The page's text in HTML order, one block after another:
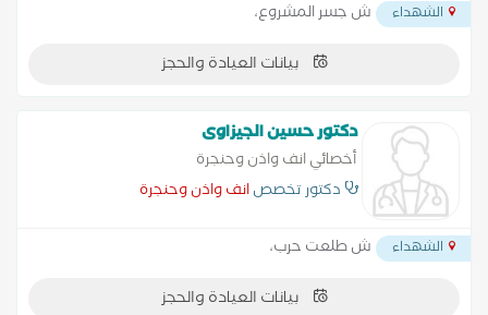
الشهداء ش جسر المشروع،
بيانات العيادة والحجز
دكتور حسين الجيزاوى
أخصائي انف واذن وحنجرة
دكتور تخصصانف واذن وحنجرة
الشهداء ش طلعت حرب،
بيانات العيادة والحجز